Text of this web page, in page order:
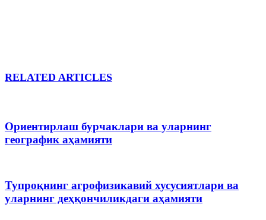
RELATED ARTICLES
Ориентирлаш бурчаклари ва уларнинг
географик аҳамияти
Тупроқнинг агрофизикавий хусусиятлари ва
уларнинг деҳқончиликдаги аҳамияти